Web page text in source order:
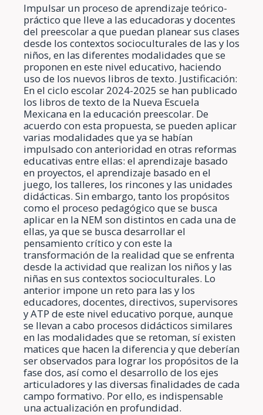
Impulsar un proceso de aprendizaje teórico-
práctico que lleve a las educadoras y docentes
del preescolar a que puedan planear sus clases
desde los contextos socioculturales de las y los
niños, en las diferentes modalidades que se
proponen en este nivel educativo, haciendo
uso de los nuevos libros de texto. Justificación:
En el ciclo escolar 2024-2025 se han publicado
los libros de texto de la Nueva Escuela
Mexicana en la educación preescolar. De
acuerdo con esta propuesta, se pueden aplicar
varias modalidades que ya se habían
impulsado con anterioridad en otras reformas
educativas entre ellas: el aprendizaje basado
en proyectos, el aprendizaje basado en el
juego, los talleres, los rincones y las unidades
didácticas. Sin embargo, tanto los propósitos
como el proceso pedagógico que se busca
aplicar en la NEM son distintos en cada una de
ellas, ya que se busca desarrollar el
pensamiento crítico y con este la
transformación de la realidad que se enfrenta
desde la actividad que realizan los niños y las
niñas en sus contextos socioculturales. Lo
anterior impone un reto para las y los
educadores, docentes, directivos, supervisores
y ATP de este nivel educativo porque, aunque
se llevan a cabo procesos didácticos similares
en las modalidades que se retoman, sí existen
matices que hacen la diferencia y que deberían
ser observados para lograr los propósitos de la
fase dos, así como el desarrollo de los ejes
articuladores y las diversas finalidades de cada
campo formativo. Por ello, es indispensable
una actualización en profundidad.